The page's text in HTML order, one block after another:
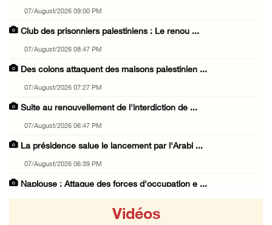
07/August/2026 09:00 PM
Club des prisonniers palestiniens : Le renou ...
07/August/2026 08:47 PM
Des colons attaquent des maisons palestinien ...
07/August/2026 07:27 PM
Suite au renouvellement de l'interdiction de ...
07/August/2026 06:47 PM
La présidence salue le lancement par l'Arabi ...
07/August/2026 06:39 PM
Naplouse : Attaque des forces d'occupation e ...
Vidéos